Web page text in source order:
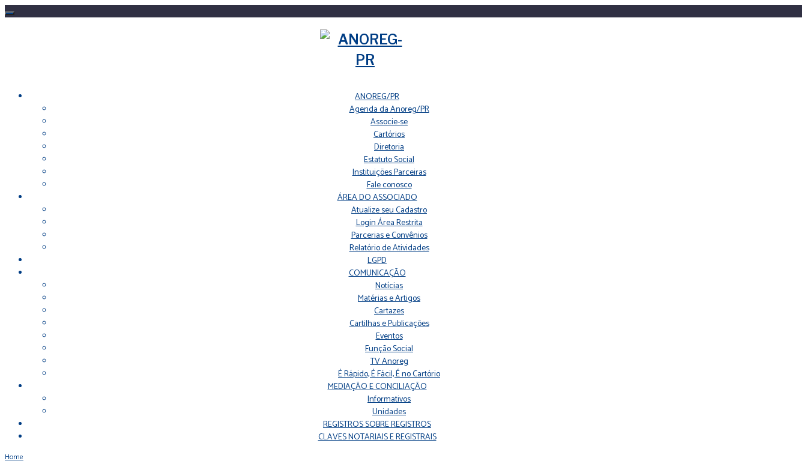
ANOREG/PR
Agenda da Anoreg/PR
Associe-se
Cartórios
Diretoria
Estatuto Social
Instituições Parceiras
Fale conosco
ÁREA DO ASSOCIADO
Atualize seu Cadastro
Login Área Restrita
Parcerias e Convênios
Relatório de Atividades
LGPD
COMUNICAÇÃO
Notícias
Matérias e Artigos
Cartazes
Cartilhas e Publicações
Eventos
Função Social
TV Anoreg
É Rápido, É Fácil, É no Cartório
MEDIAÇÃO E CONCILIAÇÃO
Informativos
Unidades
REGISTROS SOBRE REGISTROS
CLAVES NOTARIAIS E REGISTRAIS
Home